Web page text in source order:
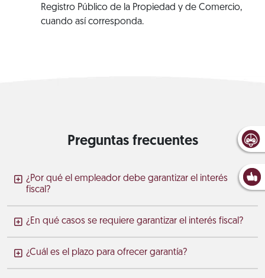
Registro Público de la Propiedad y de Comercio,
cuando así corresponda.
Preguntas frecuentes
¿Por qué el empleador debe garantizar el interés
fiscal?
¿En qué casos se requiere garantizar el interés fiscal?
¿Cuál es el plazo para ofrecer garantía?